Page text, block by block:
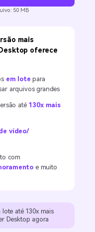
50 MB
mais
oferece
em lote para
arquivos grandes
até 130x mais
vídeo/
com
e muito
até 130x mais
Desktop agora